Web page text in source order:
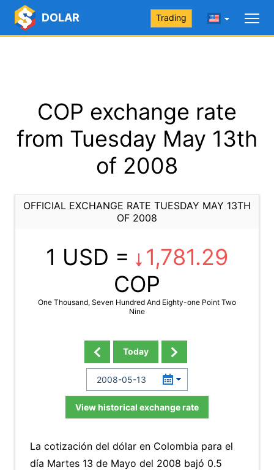
DOLAR Trading
COP exchange rate
from Tuesday May 13th
of 2008
OFFICIAL EXCHANGE RATE TUESDAY MAY 13TH
OF 2008
1 USD =
1,781.29
COP
One Thousand, Seven Hundred And Eighty-one Point Two
Nine
Today
View historical exchange rate
La cotización del dólar en Colombia para el
día Martes 13 de Mayo del 2008 bajó 0.5